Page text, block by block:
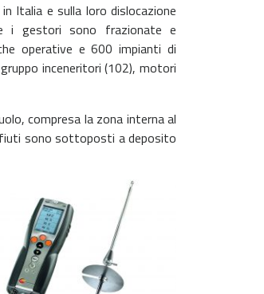
Italia e sulla loro dislocazione
i gestori sono frazionate e
operative e 600 impianti di
inceneritori (102), motori
compresa la zona interna al
sono sottoposti a deposito